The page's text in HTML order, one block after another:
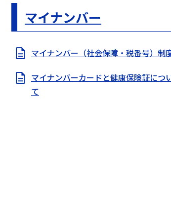
マイナンバー
マイナンバー（社会保障・税番号）制
マイナンバーカードと健康保険証につ
て